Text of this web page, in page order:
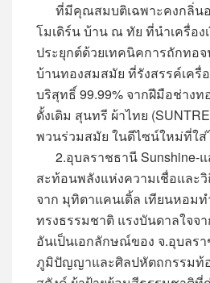
ที่มีคุณสมบติเฉพาะคงกลิ่นอ
โมเดิร์น บ้าน ณ ทัย ที่นำเครื่อง
ประยุกต์ด้วยเทคนิคการถักทอ
บ้านทองสมสมัย ที่รังสรรค์เครื่
บริสุทธิ์ 99.99% จากฝีมือช่าง
ดั้งเดิม สุนทรี ผ้าไทย
พวนร่วมสมัย ในดีไซน์ใหม่ที่ใ
2.อุบลราชธานี Sunshine-แ
สะท้อนพลังแห่งความเชื่อและ
จาก มุทิตาแคนเดิ้ล เทียนหอม
ทรงธรรมชาติ แรงบันดาลใจจ
อันเป็นเอกลักษณ์ของ จ.อุบลร
ภูมิปัญญาและศิลปหัตถกรรมท้